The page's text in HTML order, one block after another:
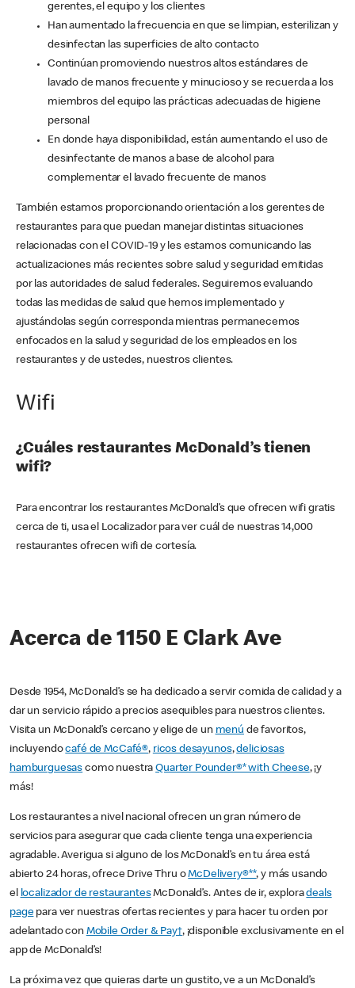
gerentes, el equipo y los clientes
Han aumentado la frecuencia en que se limpian, esterilizan y
desinfectan las superficies de alto contacto
Continúan promoviendo nuestros altos estándares de
lavado de manos frecuente y minucioso y se recuerda a los
miembros del equipo las prácticas adecuadas de higiene
personal
En donde haya disponibilidad, están aumentando el uso de
desinfectante de manos a base de alcohol para
complementar el lavado frecuente de manos
También estamos proporcionando orientación a los gerentes de
restaurantes para que puedan manejar distintas situaciones
relacionadas con el COVID-19 y les estamos comunicando las
actualizaciones más recientes sobre salud y seguridad emitidas
por las autoridades de salud federales. Seguiremos evaluando
todas las medidas de salud que hemos implementado y
ajustándolas según corresponda mientras permanecemos
enfocados en la salud y seguridad de los empleados en los
restaurantes y de ustedes, nuestros clientes.
Wifi
¿Cuáles restaurantes McDonald’s tienen
wifi?
Para encontrar los restaurantes McDonald’s que ofrecen wifi gratis
cerca de ti, usa el Localizador para ver cuál de nuestras 14,000
restaurantes ofrecen wifi de cortesía.
Acerca de 1150 E Clark Ave
Desde 1954, McDonald’s se ha dedicado a servir comida de calidad y a
dar un servicio rápido a precios asequibles para nuestros clientes.
Visita un McDonald’s cercano y elige de un menú de favoritos,
incluyendocafé de McCafé®, ricos desayunos,deliciosas
hamburguesas como nuestraQuarter Pounder®* with Cheese, ¡y
más!
Los restaurantes a nivel nacional ofrecen un gran número de
servicios para asegurar que cada cliente tenga una experiencia
agradable. Averigua si alguno de los McDonald’s en tu área está
abierto 24 horas, ofrece Drive Thru oMcDelivery®**, y más usando
el localizador de restaurantesMcDonald’s. Antes de ir, exploradeals
pagepara ver nuestras ofertas recientes y para hacer tu orden por
adelantado con Mobile Order & Pay†, ¡disponible exclusivamente en el
app de McDonald’s!
La próxima vez que quieras darte un gustito, ve a un McDonald’s